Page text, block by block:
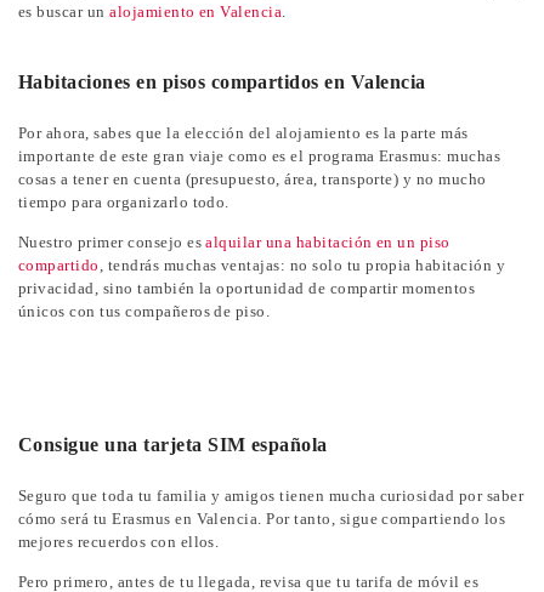
es buscar unalojamiento en Valencia
Habitaciones en pisos compartidos en Valencia
Por ahora, sabes que la elección del alojamiento es la parte más
importante de este gran viaje como es el programa Erasmus: muchas
cosas a tener en cuenta (presupuesto, área, transporte) y no mucho
tiempo para organizarlo todo.
Nuestro primer consejo esalquilar una habitación en un piso
compartido , tendrás muchas ventajas: no solo tu propia habitación y
privacidad, sino también la oportunidad de compartir momentos
únicos con tus compañeros de piso.
Consigue una tarjeta SIM española
Seguro que toda tu familia y amigos tienen mucha curiosidad por saber
cómo será tu Erasmus en Valencia. Por tanto, sigue compartiendo los
mejores recuerdos con ellos.
Pero primero, antes de tu llegada, revisa que tu tarifa de móvil es